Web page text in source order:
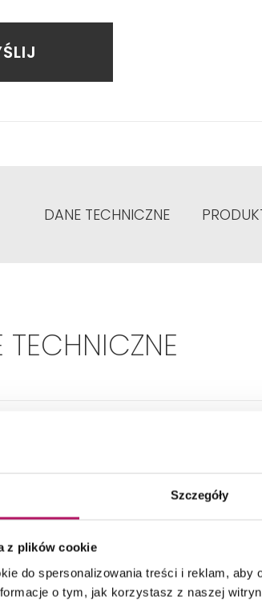
Szczegóły
z plików cookie
do spersonalizowania treści i reklam, aby
o tym, jak korzystasz z naszej
DANE TECHNICZNE
TECHNICZNE
Materiał: